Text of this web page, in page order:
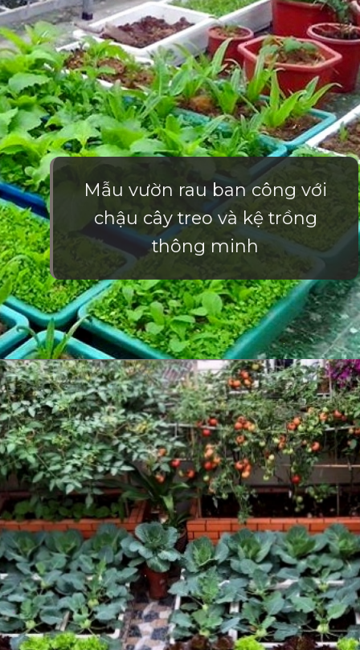
Mẫu vườn rau ban công với
chậu cây treo và kệ trồng
thông minh
Đang mở https://vietnamxua.edu.vn/mau-vuon-rau-dep-tai-nha